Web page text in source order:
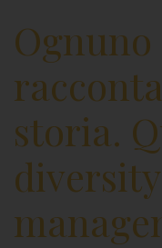
storia.
diversity